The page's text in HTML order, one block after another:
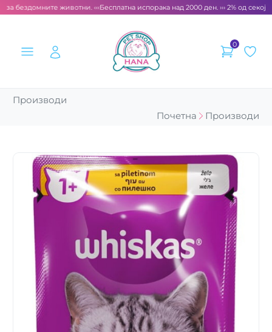
бездомните животни. ‹‹‹ Бесплатна испорака над 2000 ден. ››› 2% од
0
Производи
Почетна
Производи